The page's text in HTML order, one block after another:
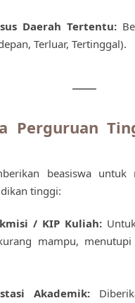
Daerah Tertentu:
Terluar, Tertinggal).
Perguruan
beasiswa untuk
tinggi:
/ KIP Kuliah:Untuk
mampu,
Akademik: